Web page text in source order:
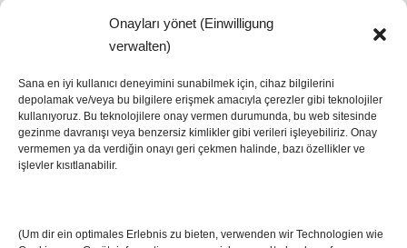
Onayları yönet (Einwilligung
verwalten)
Sana en iyi kullanıcı deneyimini sunabilmek için, cihaz bilgilerini
depolamak ve/veya bu bilgilere erişmek amacıyla çerezler gibi teknolojiler
kullanıyoruz. Bu teknolojilere onay vermen durumunda, bu web sitesinde
gezinme davranışı veya benzersiz kimlikler gibi verileri işleyebiliriz. Onay
vermemen ya da verdiğin onayı geri çekmen halinde, bazı özellikler ve
işlevler kısıtlanabilir.
(Um dir ein optimales Erlebnis zu bieten, verwenden wir Technologien wie
SON HABERLER
İstanbul’da Avrupa Ligi Finali: Freiburg ve Aston
Villa Boğaz’da Tarih Yazmaya Hazırlanıyor
08 May 2026